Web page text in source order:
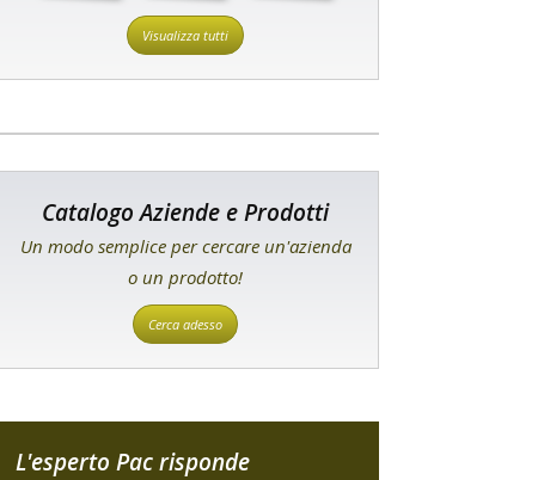
Visualizza tutti
Catalogo Aziende e Prodotti
Un modo semplice per cercare un'azienda
o un prodotto!
Cerca adesso
L'esperto Pac risponde